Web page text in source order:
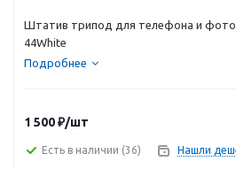
Штатив трипод для телефона и
44White
Подробнее
1 500₽/шт
Есть в наличии (36) Нашли